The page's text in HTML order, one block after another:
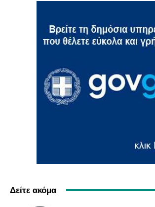
Δείτε ακόμα